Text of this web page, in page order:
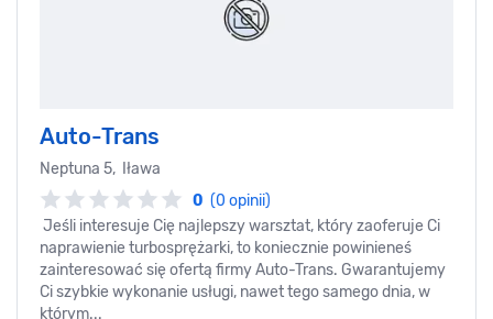
Auto-Trans
Neptuna 5, Iława
0 (0 opinii)
Jeśli interesuje Cię najlepszy warsztat, który zaoferuje Ci
naprawienie turbosprężarki, to koniecznie powinieneś
zainteresować się ofertą firmy Auto-Trans. Gwarantujemy
Ci szybkie wykonanie usługi, nawet tego samego dnia, w
którym...